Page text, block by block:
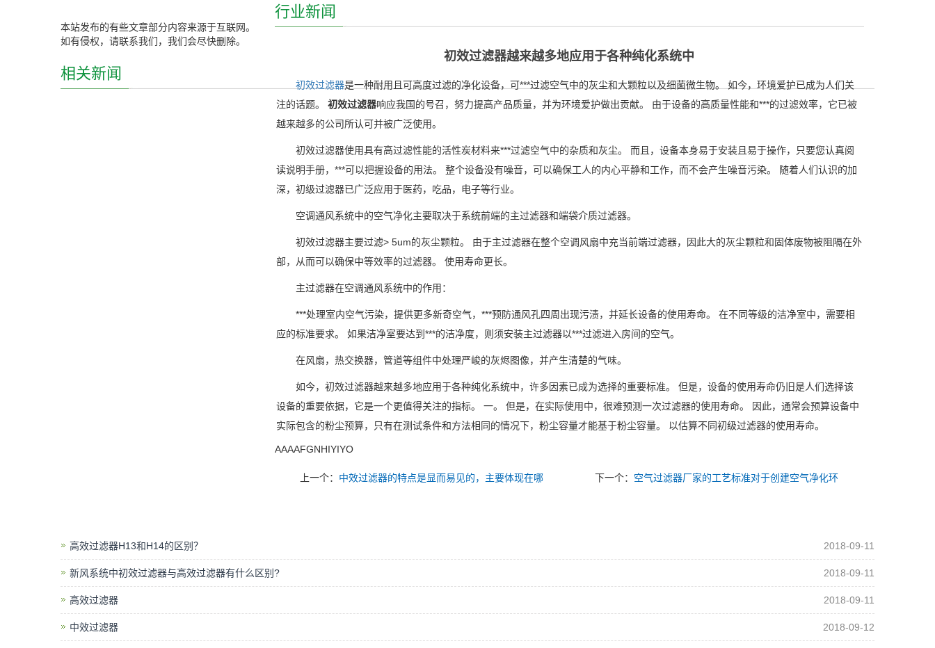
行业新闻
初效过滤器越来越多地应用于各种纯化系统中
初效过滤器是一种耐用且可高度过滤的净化设备，可***过滤空气中的灰尘和大颗粒以及细菌微生物。 如今，环境爱护已成为人们关
注的话题。 初效过滤器响应我国的号召，努力提高产品质量，并为环境爱护做出贡献。 由于设备的高质量性能和***的过滤效率，它已被
越来越多的公司所认可并被广泛使用。
初效过滤器使用具有高过滤性能的活性炭材料来***过滤空气中的杂质和灰尘。 而且，设备本身易于安装且易于操作，只要您认真阅
读说明手册，***可以把握设备的用法。 整个设备没有噪音，可以确保工人的内心平静和工作，而不会产生噪音污染。 随着人们认识的加
深，初级过滤器已广泛应用于医药，吃品，电子等行业。
空调通风系统中的空气净化主要取决于系统前端的主过滤器和端袋介质过滤器。
初效过滤器主要过滤> 5um的灰尘颗粒。 由于主过滤器在整个空调风扇中充当前端过滤器，因此大的灰尘颗粒和固体废物被阻隔在外
部，从而可以确保中等效率的过滤器。 使用寿命更长。
主过滤器在空调通风系统中的作用：
***处理室内空气污染，提供更多新奇空气，***预防通风孔四周出现污渍，并延长设备的使用寿命。 在不同等级的洁净室中，需要相
应的标准要求。 如果洁净室要达到***的洁净度，则须安装主过滤器以***过滤进入房间的空气。
在风扇，热交换器，管道等组件中处理严峻的灰烬图像，并产生清楚的气味。
如今，初效过滤器越来越多地应用于各种纯化系统中，许多因素已成为选择的重要标准。 但是，设备的使用寿命仍旧是人们选择该
设备的重要依据，它是一个更值得关注的指标。 一。 但是，在实际使用中，很难预测一次过滤器的使用寿命。 因此，通常会预算设备中
实际包含的粉尘预算，只有在测试条件和方法相同的情况下，粉尘容量才能基于粉尘容量。 以估算不同初级过滤器的使用寿命。
AAAAFGNHIYIYO
上一个： 中效过滤器的特点是显而易见的，主要体现在哪 下一个： 空气过滤器厂家的工艺标准对于创建空气净化环
本站发布的有些文章部分内容来源于互联网。
如有侵权，请联系我们，我们会尽快删除。
相关新闻
高效过滤器H13和H14的区别？ 2018-09-11
新风系统中初效过滤器与高效过滤器有什么区别? 2018-09-11
高效过滤器 2018-09-11
中效过滤器 2018-09-12